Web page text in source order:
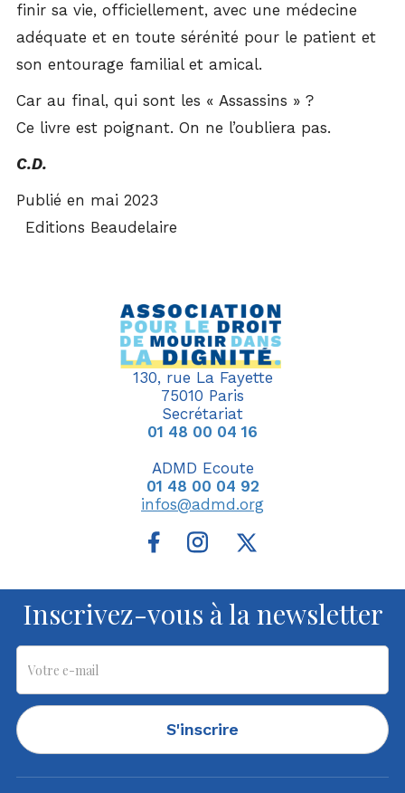
finir sa vie, officiellement, avec une médecine
adéquate et en toute sérénité pour le patient et
son entourage familial et amical.
Car au final, qui sont les « Assassins » ?
Ce livre est poignant. On ne l’oubliera pas.
C.D.
Publié en mai 2023
Editions Beaudelaire
130, rue La Fayette
75010 Paris
Secrétariat
01 48 00 04 16
ADMD Ecoute
01 48 00 04 92
infos@admd.org
Inscrivez-vous à la newsletter
S'inscrire